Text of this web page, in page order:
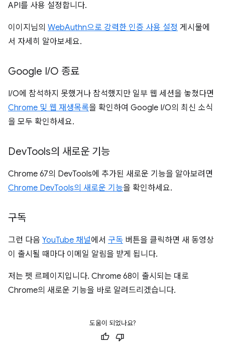
API를 사용 설정합니다.
이이지님의 WebAuthn으로 강력한 인증 사용 설정 게시물에
서 자세히 알아보세요.
Google I/O 종료
I/O에 참석하지 못했거나 참석했지만 일부 웹 세션을 놓쳤다면
Chrome 및 웹 재생목록을 확인하여 Google I/O의 최신 소식
을 모두 확인하세요.
DevTools의 새로운 기능
Chrome 67의 DevTools에 추가된 새로운 기능을 알아보려면
Chrome DevTools의 새로운 기능을 확인하세요.
구독
그런 다음 YouTube 채널에서 구독 버튼을 클릭하면 새 동영상
이 출시될 때마다 이메일 알림을 받게 됩니다.
저는 펫 르페이지입니다. Chrome 68이 출시되는 대로
Chrome의 새로운 기능을 바로 알려드리겠습니다.
도움이 되었나요?